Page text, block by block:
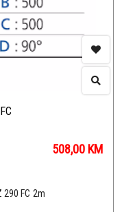
508,00 KM
290 FC 2m